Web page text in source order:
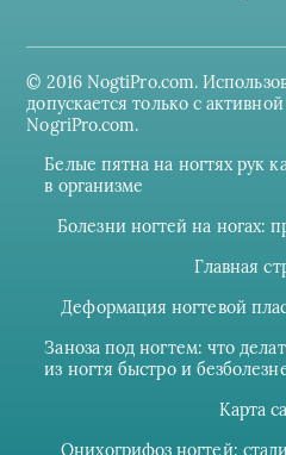
© 2016 NogtiPro.com.
допускается только с
NogriPro.com.
Белые пятна на ногтях рук
в организме
Болезни ногтей на ногах:
Главная
Деформация ногтевой
Заноза под ногтем: что
из ногтя быстро и
Карта
Онихогрифоз ногтей: